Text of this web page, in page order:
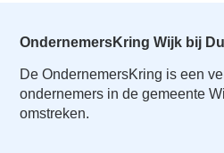
OndernemersKring Wijk bij
De OndernemersKring is een
ondernemers in de gemeente
omstreken.